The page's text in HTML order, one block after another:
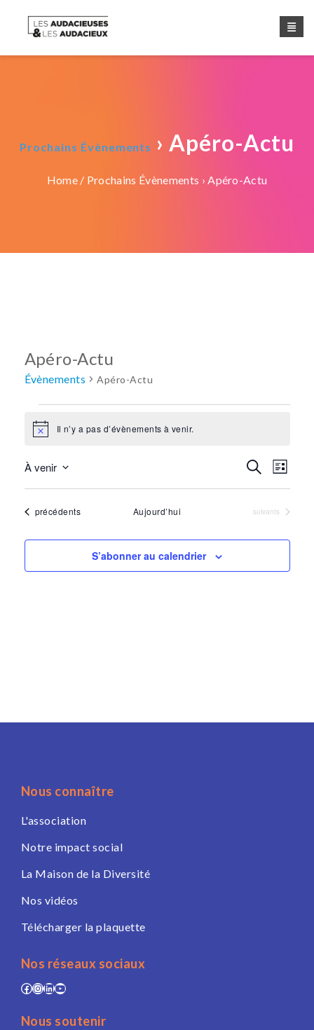
Prochains Évènements › Apéro-Actu
Home/ Prochains Évènements › Apéro-Actu
Apéro-Actu
Évènements Apéro-Actu
Évènements
NoticeIl n’y a pas d’évènements à venir.
et
de
vues
Recherche
de
vues
Liste
À venir
Évènements
précédents Aujourd’hui Évènements
suivants
S’abonner au calendrier
Nous connaître
L'association
Notre impact social
La Maison de la Diversité
Nos vidéos
Télécharger la plaquette
Nos réseaux sociaux
Facebook
Instagram
LinkedIn
YouTube
Nous soutenir